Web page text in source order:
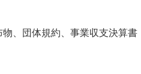
、団体規約、事業収支決算書